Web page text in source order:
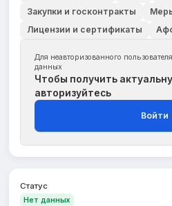
Закупки и госконтракты
Лицензии и сертификаты
Для неавторизованного
данных
Чтобы получить
авторизуйтесь
Войти
Статус
Нет данных